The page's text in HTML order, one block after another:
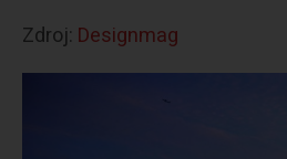
Zdroj: Designmag